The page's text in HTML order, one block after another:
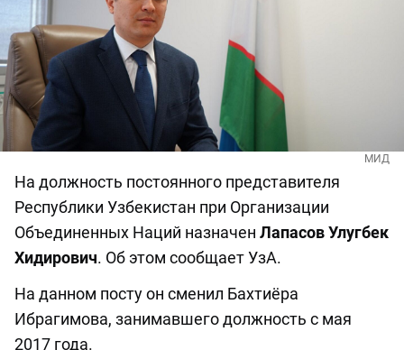
МИД
На должность постоянного представителя
Республики Узбекистан при Организации
Объединенных Наций назначен Лапасов Улугбек
Хидирович. Об этом сообщает УзА.
На данном посту он сменил Бахтиёра
Ибрагимова, занимавшего должность с мая
2017 года.